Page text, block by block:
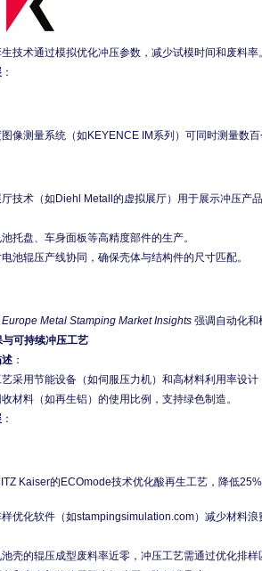
技术通过模拟优化冲压参数，减少试模时间和废料率。
：
像测量系统（如KEYENCE IM系列）可同时测量数百
技术（如Diehl Metall的虚拟展厅）用于展示冲压产
托盘、车身面板等高精度部件的生产。
池辊压产线协同，确保壳体与结构件的尺寸匹配。
Europe Metal Stamping Market Insights 强调自动化和
与可持续冲压工艺
：
采用节能设备（如伺服压力机）和高材料利用率设计
材料（如再生铝）的使用比例，支持绿色制造。
：
Kaiser的ECOmode技术优化酸再生工艺，降低
优化软件（如stampingsimulation.com）减少材料浪
壳的辊压成型废料率近零，冲压工艺需通过优化排样